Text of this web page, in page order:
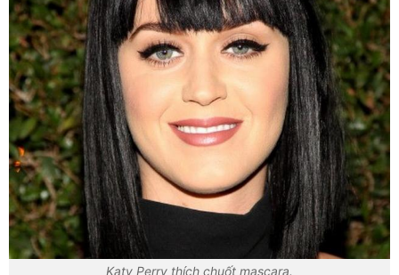
Katy Perry thích chuốt mascara.